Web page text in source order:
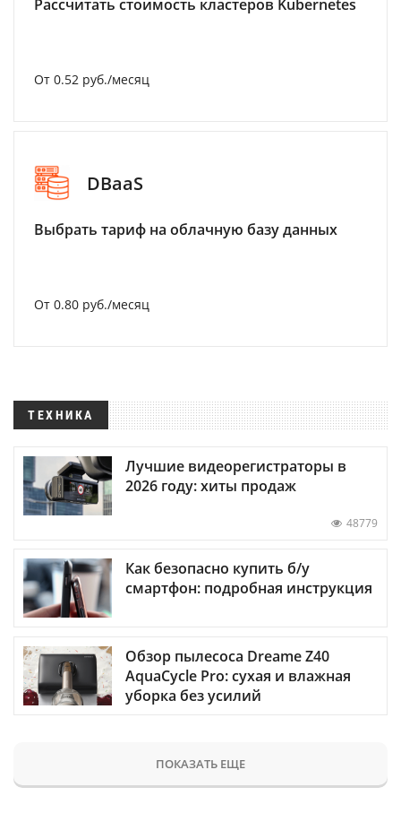
Рассчитать стоимость кластеров Kubernetes
От 0.52 руб./месяц
DBaaS
Выбрать тариф на облачную базу данных
От 0.80 руб./месяц
ТЕХНИКА
Лучшие видеорегистраторы в
2026 году: хиты продаж
48779
Как безопасно купить б/у
смартфон: подробная инструкция
Обзор пылесоса Dreame Z40
AquaCycle Pro: сухая и влажная
уборка без усилий
ПОКАЗАТЬ ЕЩЕ